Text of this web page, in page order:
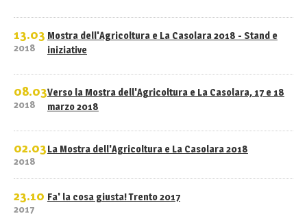
13.03
2018
Mostra dell'Agricoltura e La Casolara 2018 - Stand e
iniziative
08.03
2018
Verso la Mostra dell'Agricoltura e La Casolara, 17 e 18
marzo 2018
02.03
2018
La Mostra dell'Agricoltura e La Casolara 2018
23.10
2017
Fa' la cosa giusta! Trento 2017